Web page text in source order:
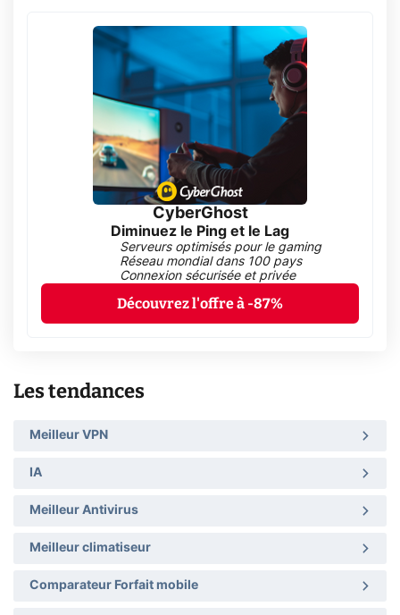
CyberGhost
Diminuez le Ping et le Lag
Serveurs optimisés pour le gaming
Réseau mondial dans 100 pays
Connexion sécurisée et privée
Découvrez l'offre à -87%
Les tendances
Meilleur VPN
IA
Meilleur Antivirus
Meilleur climatiseur
Comparateur Forfait mobile